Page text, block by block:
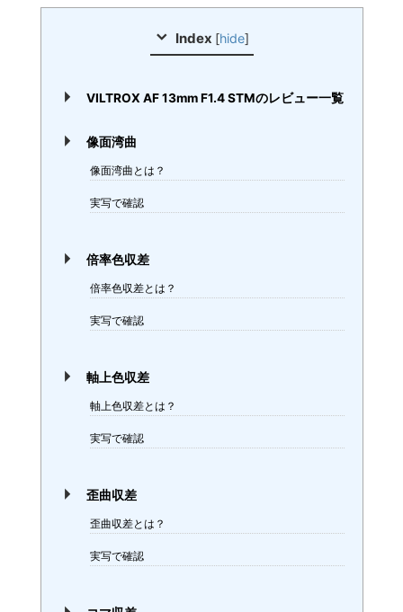
Index [hide]
VILTROX AF 13mm F1.4 STMのレビュー一覧
像面湾曲
像面湾曲とは？
実写で確認
倍率色収差
倍率色収差とは？
実写で確認
軸上色収差
軸上色収差とは？
実写で確認
歪曲収差
歪曲収差とは？
実写で確認